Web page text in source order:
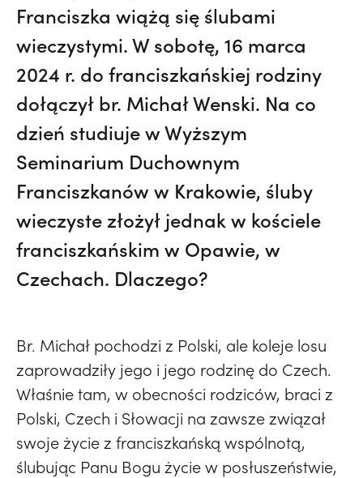
Franciszka wiążą się ślubami
wieczystymi. W sobotę, 16 marca
2024 r. do franciszkańskiej rodziny
dołączył br. Michał Wenski. Na co
dzień studiuje w Wyższym
Seminarium Duchownym
Franciszkanów w Krakowie, śluby
wieczyste złożył jednak w kościele
franciszkańskim w Opawie, w
Czechach. Dlaczego?
Br. Michał pochodzi z Polski, ale koleje losu
zaprowadziły jego i jego rodzinę do Czech.
Właśnie tam, w obecności rodziców, braci z
Polski, Czech i Słowacji na zawsze związał
swoje życie z franciszkańską wspólnotą,
ślubując Panu Bogu życie w posłuszeństwie,